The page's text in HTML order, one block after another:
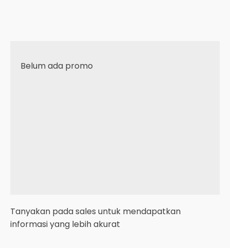
Belum ada promo
Tanyakan pada sales untuk mendapatkan
informasi yang lebih akurat